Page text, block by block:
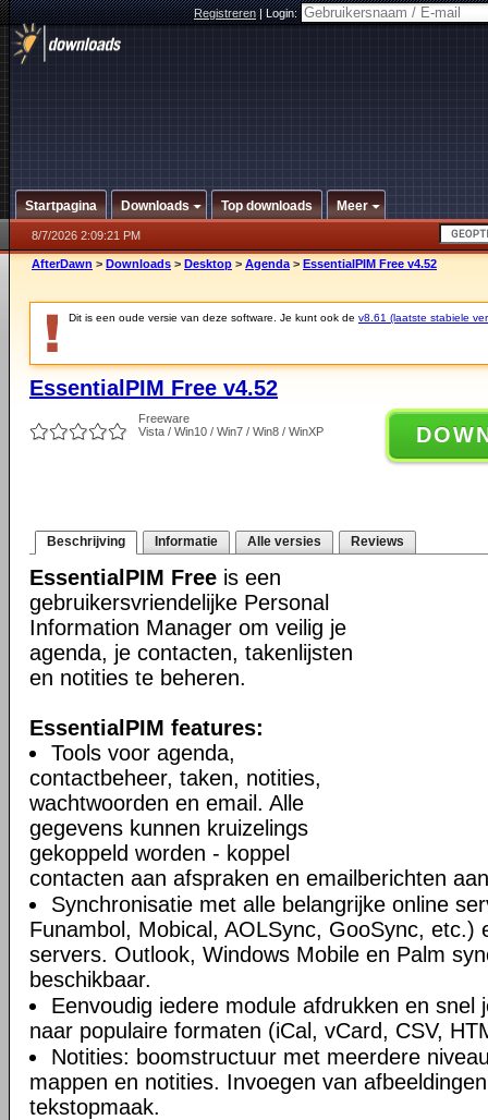
Registreren|Login:
Startpagina Downloads Top downloads Meer
8/7/2026 2:09:21 PM
AfterDawn > Downloads > Desktop > Agenda > EssentialPIM Free v4.52
Dit is een oude versie van deze software. Je kunt ook de v8.61 (laatste stabiele
EssentialPIM Free v4.52
Freeware
Vista / Win10 / Win7 / Win8 / WinXP
Beschrijving Informatie Alle versies Reviews
EssentialPIM Free is een
gebruikersvriendelijke Personal
Information Manager om veilig je
agenda, je contacten, takenlijsten
en notities te beheren.
EssentialPIM features:
Tools voor agenda,
contactbeheer, taken, notities,
wachtwoorden en email. Alle
gegevens kunnen kruizelings
gekoppeld worden - koppel
contacten aan afspraken en emailberichten
Synchronisatie met alle belangrijke online
Funambol, Mobical, AOLSync, GooSync, etc.)
servers. Outlook, Windows Mobile en Palm
beschikbaar.
Eenvoudig iedere module afdrukken en snel
naar populaire formaten (iCal, vCard, CSV,
Notities: boomstructuur met meerdere
mappen en notities. Invoegen van
tekstopmaak.